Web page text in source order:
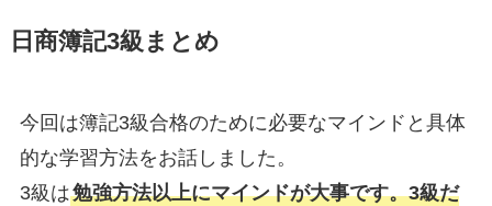
日商簿記3級まとめ
今回は簿記3級合格のために必要なマインドと具体
的な学習方法をお話しました。
3級は勉強方法以上にマインドが大事です。3級だ